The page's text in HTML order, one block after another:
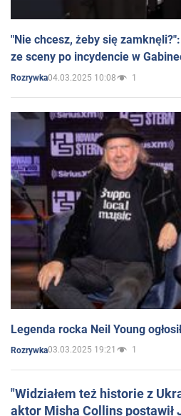
"Nie chcesz, żeby się
ze sceny po incydencie w
Rozrywka04.03.2025 10:08 1
Legenda rocka Neil Young
Rozrywka03.03.2025 19:21 1
"Widziałem też historie z
aktor Misha Collins postawił